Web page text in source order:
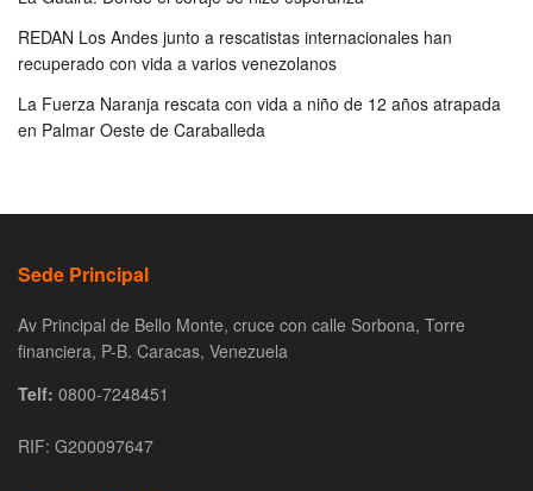
REDAN Los Andes junto a rescatistas internacionales han
recuperado con vida a varios venezolanos
La Fuerza Naranja rescata con vida a niño de 12 años atrapada
en Palmar Oeste de Caraballeda
Sede Principal
Av Principal de Bello Monte, cruce con calle Sorbona, Torre
financiera, P-B. Caracas, Venezuela
Telf: 0800-7248451
RIF: G200097647